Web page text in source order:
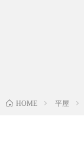
HOME 平屋